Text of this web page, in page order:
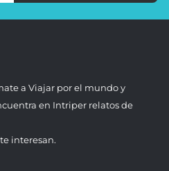
a Viajar por el mundo y
en Intriper relatos de
interesan.